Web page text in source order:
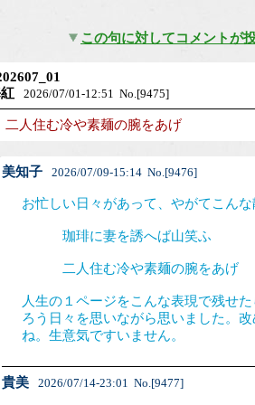
この句に対してコメントが
2026/07/01-12:51 No.[9475]
二人住む冷や素麺の腕をあげ
美知子 2026/07/09-15:14 No.[9476]
お忙しい日々があって、やがてこんな
珈琲に妻を誘へば山笑ふ
二人住む冷や素麺の腕をあげ
人生の１ページをこんな表現で残せ
ろう日々を思いながら思いました。
ね。生意気ですいません。
貴美 2026/07/14-23:01 No.[9477]